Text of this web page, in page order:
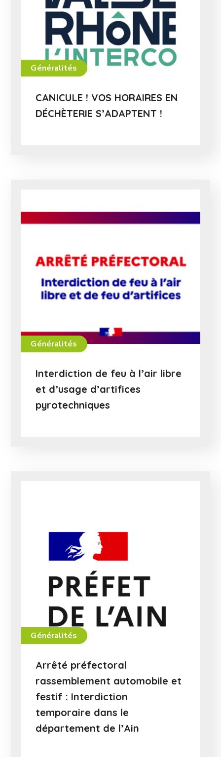
Généralités
CANICULE ! VOS HORAIRES EN
DÉCHÈTERIE S’ADAPTENT !
Généralités
Interdiction de feu à l’air libre
et d’usage d’artifices
pyrotechniques
Généralités
Arrêté préfectoral
rassemblement automobile et
festif : Interdiction
temporaire dans le
département de l’Ain